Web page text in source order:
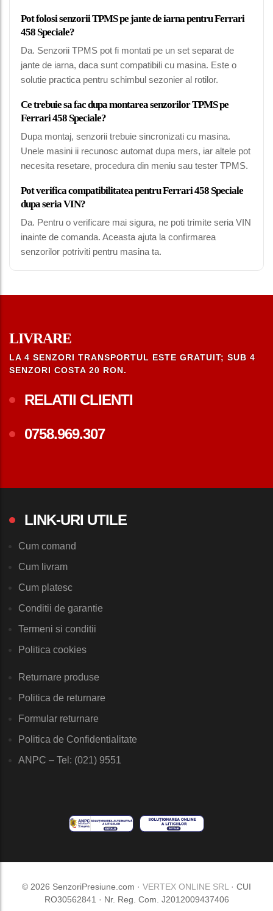
Pot folosi senzorii TPMS pe jante de iarna pentru Ferrari
458 Speciale?
Da. Senzorii TPMS pot fi montati pe un set separat de
jante de iarna, daca sunt compatibili cu masina. Este o
solutie practica pentru schimbul sezonier al rotilor.
Ce trebuie sa fac dupa montarea senzorilor TPMS pe
Ferrari 458 Speciale?
Dupa montaj, senzorii trebuie sincronizati cu masina.
Unele masini ii recunosc automat dupa mers, iar altele pot
necesita resetare, procedura din meniu sau tester TPMS.
Pot verifica compatibilitatea pentru Ferrari 458 Speciale
dupa seria VIN?
Da. Pentru o verificare mai sigura, ne poti trimite seria VIN
inainte de comanda. Aceasta ajuta la confirmarea
senzorilor potriviti pentru masina ta.
LIVRARE
LA 4 SENZORI TRANSPORTUL ESTE GRATUIT; SUB 4
SENZORI COSTA 20 RON.
RELATII CLIENTI
0758.969.307
LINK-URI UTILE
Cum comand
Cum livram
Cum platesc
Conditii de garantie
Termeni si conditii
Politica cookies
Returnare produse
Politica de returnare
Formular returnare
Politica de Confidentialitate
ANPC – Tel: (021) 9551
© 2026 SenzoriPresiune.com · VERTEX ONLINE SRL· CUI
RO30562841 · Nr. Reg. Com. J2012009437406